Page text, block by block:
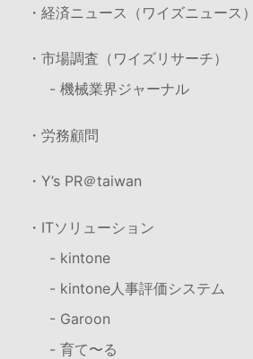
・経済ニュース（ワイズニュース）
・市場調査（ワイズリサーチ）
- 機械業界ジャーナル
・労務顧問
・Y’s PR＠taiwan
・ITソリューション
- kintone
- kintone人事評価システム
- Garoon
- 育て〜る